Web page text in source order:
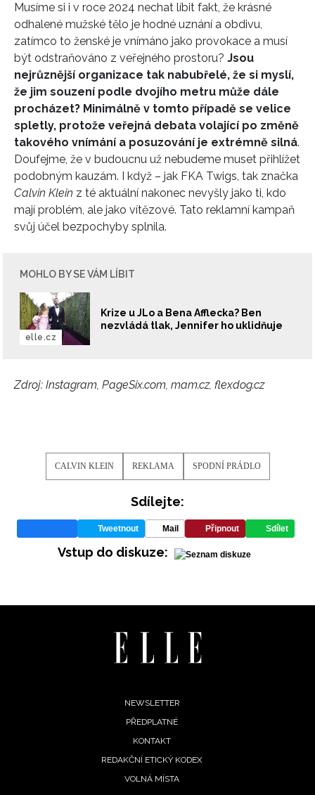
NEWSLETTER
Musíme si i v roce 2024 nechat líbit fakt, že krásné
odhalené mužské tělo je hodné uznání a obdivu,
zatímco to ženské je vnímáno jako provokace a musí
být odstraňováno z veřejného prostoru? Jsou
nejrůznější organizace tak nabubřelé, že si myslí,
že jim souzení podle dvojího metru může dále
procházet? Minimálně v tomto případě se velice
spletly, protože veřejná debata volající po změně
takového vnímání a posuzování je extrémně silná.
Doufejme, že v budoucnu už nebudeme muset přihlížet
podobným kauzám. I když – jak FKA Twigs, tak značka
Calvin Klein z té aktuální nakonec nevyšly jako ti, kdo
mají problém, ale jako vítězové. Tato reklamní kampaň
svůj účel bezpochyby splnila.
MOHLO BY SE VÁM LÍBIT
Krize u JLo a Bena Afflecka? Ben
nezvládá tlak, Jennifer ho uklidňuje
elle.cz
Zdroj: Instagram, PageSix.com, mam.cz, flexdog.cz
CALVIN KLEIN REKLAMA SPODNÍ PRÁDLO
Sdílejte:
Tweetnout Mail Připnout Sdílet
Vstup do diskuze:
NEWSLETTER
PŘEDPLATNÉ
KONTAKT
REDAKČNÍ ETICKÝ KODEX
VOLNÁ MÍSTA